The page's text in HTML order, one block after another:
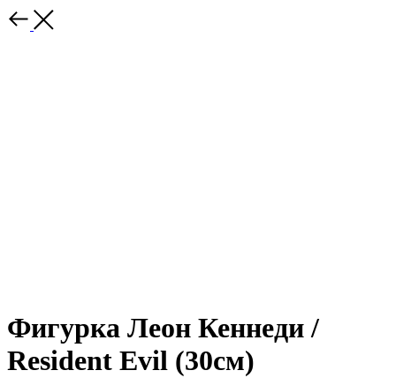
Фигурка Леон Кеннеди /
Resident Evil (30см)